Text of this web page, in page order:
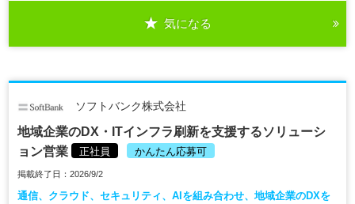
気になる
ソフトバンク株式会社
地域企業のDX・ITインフラ刷新を支援するソリューシ
ョン営業
正社員 かんたん応募可
掲載終了日：2026/9/2
通信、クラウド、セキュリティ、AIを組み合わせ、地域企業のDXを